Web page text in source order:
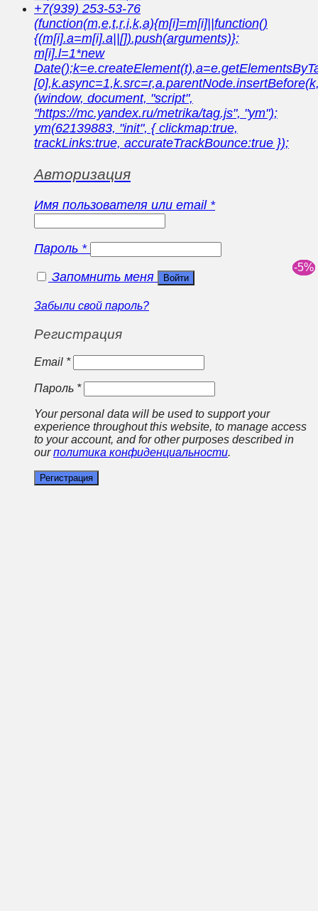
+7(939) 253-53-76
(function(m,e,t,r,i,k,a){m[i]=m[i]||function()
{(m[i].a=m[i].a||[]).push(arguments)};
m[i].l=1*new
(window, document, "script",
"https://mc.yandex.ru/metrika/tag.js", "ym");
ym(62139883, "init", { clickmap:true,
trackLinks:true, accurateTrackBounce:true });
Авторизация
Имя пользователя или email *
Пароль *
Запомнить меня
Войти
Забыли свой пароль?
Регистрация
Email *
Пароль *
Your personal data will be used to support your
experience throughout this website, to manage access
to your account, and for other purposes described in
ourполитика конфиденциальности.
Регистрация